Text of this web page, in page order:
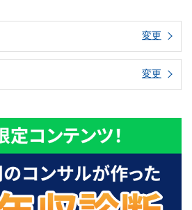
変更
変更